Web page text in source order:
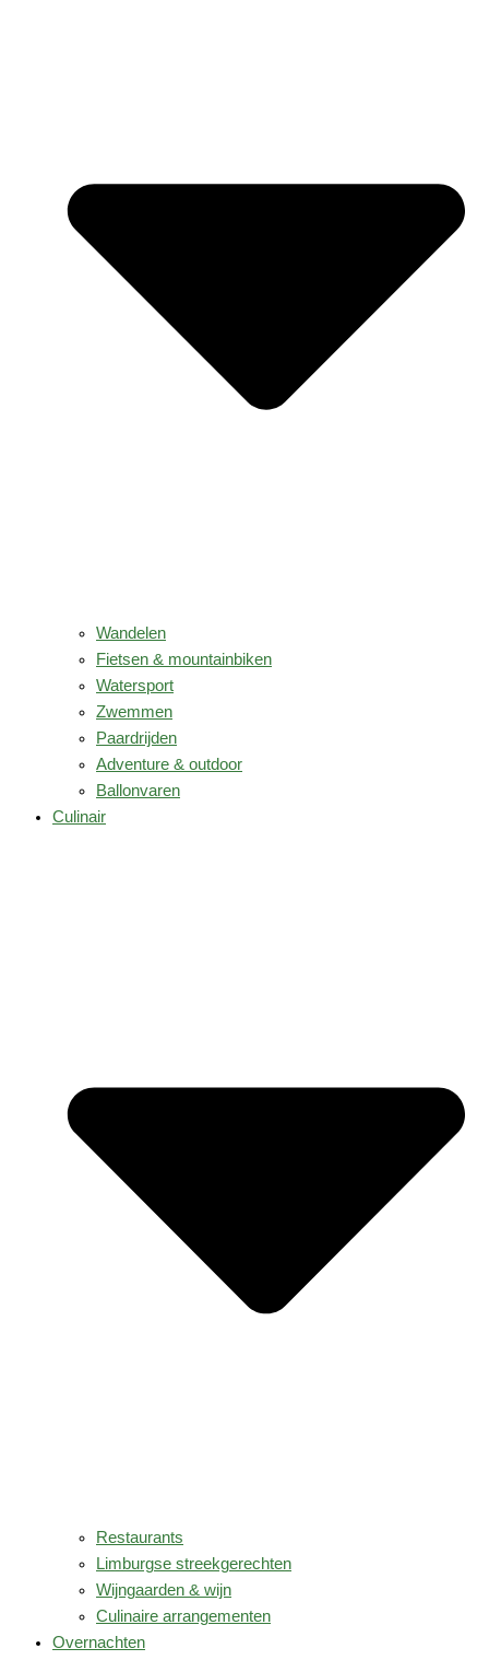
Wandelen
Fietsen & mountainbiken
Watersport
Zwemmen
Paardrijden
Adventure & outdoor
Ballonvaren
Culinair
Restaurants
Limburgse streekgerechten
Wijngaarden & wijn
Culinaire arrangementen
Overnachten